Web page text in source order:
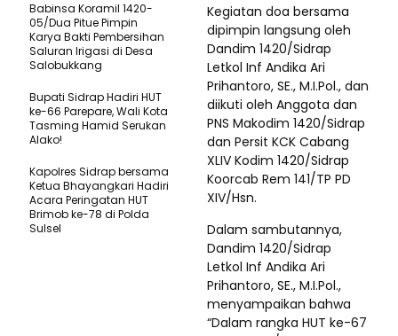
Kegiatan doa bersama
dipimpin langsung oleh
Dandim 1420/Sidrap
Letkol Inf Andika Ari
Prihantoro, SE., M.I.Pol., dan
diikuti oleh Anggota dan
PNS Makodim 1420/Sidrap
dan Persit KCK Cabang
XLIV Kodim 1420/Sidrap
Koorcab Rem 141/TP PD
XIV/Hsn.
Dalam sambutannya,
Dandim 1420/Sidrap
Letkol Inf Andika Ari
Prihantoro, SE., M.I.Pol.,
menyampaikan bahwa
“Dalam rangka HUT ke-67
Babinsa Koramil 1420-
05/Dua Pitue Pimpin
Karya Bakti Pembersihan
Saluran Irigasi di Desa
Salobukkang
Bupati Sidrap Hadiri HUT
ke-66 Parepare, Wali Kota
Tasming Hamid Serukan
Alako!
Kapolres Sidrap bersama
Ketua Bhayangkari Hadiri
Acara Peringatan HUT
Brimob ke-78 di Polda
Sulsel